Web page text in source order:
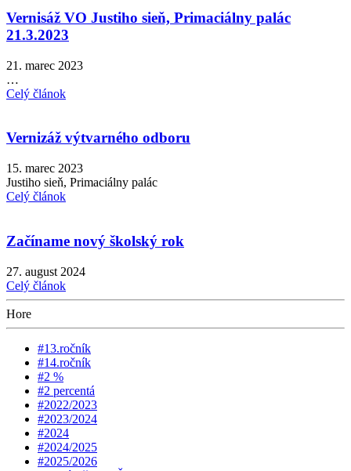
Vernisáž VO Justiho sieň, Primaciálny palác
21.3.2023
21. marec 2023
…
Celý článok
Vernizáž výtvarného odboru
15. marec 2023
Justiho sieň, Primaciálny palác
Celý článok
Začíname nový školský rok
27. august 2024
Celý článok
Hore
#13.ročník
#14.ročník
#2 %
#2 percentá
#2022/2023
#2023/2024
#2024
#2024/2025
#2025/2026